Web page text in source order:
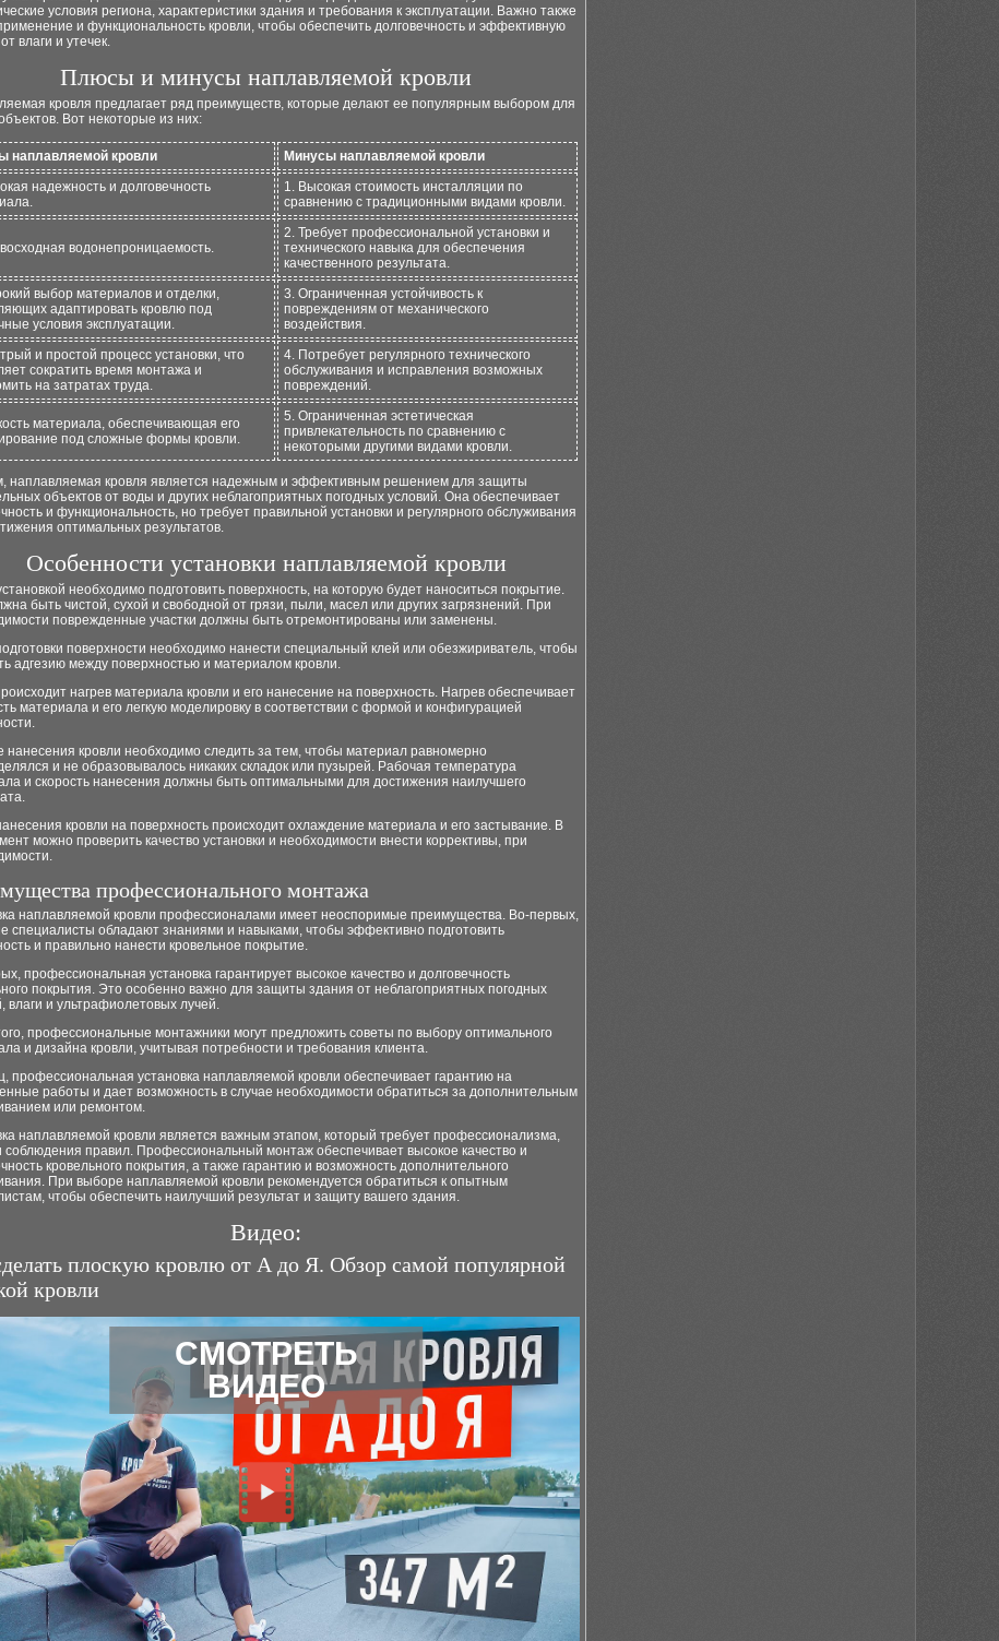
условия региона, характеристики здания и требования к эксплуатации. Важно также
и функциональность кровли, чтобы обеспечить долговечность и эффективную
влаги и утечек.
Плюсы и минусы наплавляемой кровли
кровля предлагает ряд преимуществ, которые делают ее популярным выбором для
Вот некоторые из них:
наплавляемой кровли
Минусы наплавляемой кровли
надежность и долговечность
1. Высокая стоимость инсталляции по
сравнению с традиционными видами кровли.
водонепроницаемость.
2. Требует профессиональной установки и
технического навыка для обеспечения
качественного результата.
выбор материалов и отделки,
адаптировать кровлю под
условия эксплуатации.
3. Ограниченная устойчивость к
повреждениям от механического
воздействия.
и простой процесс установки, что
сократить время монтажа и
на затратах труда.
4. Потребует регулярного технического
обслуживания и исправления возможных
повреждений.
материала, обеспечивающая его
под сложные формы кровли.
5. Ограниченная эстетическая
привлекательность по сравнению с
некоторыми другими видами кровли.
наплавляемая кровля является надежным и эффективным решением для защиты
объектов от воды и других неблагоприятных погодных условий. Она обеспечивает
и функциональность, но требует правильной установки и регулярного обслуживания
оптимальных результатов.
Особенности установки наплавляемой кровли
необходимо подготовить поверхность, на которую будет наноситься покрытие.
быть чистой, сухой и свободной от грязи, пыли, масел или других загрязнений. При
поврежденные участки должны быть отремонтированы или заменены.
поверхности необходимо нанести специальный клей или обезжириватель, чтобы
адгезию между поверхностью и материалом кровли.
нагрев материала кровли и его нанесение на поверхность. Нагрев обеспечивает
материала и его легкую моделировку в соответствии с формой и конфигурацией
нанесения кровли необходимо следить за тем, чтобы материал равномерно
и не образовывалось никаких складок или пузырей. Рабочая температура
и скорость нанесения должны быть оптимальными для достижения наилучшего
кровли на поверхность происходит охлаждение материала и его застывание. В
можно проверить качество установки и необходимости внести коррективы, при
профессионального монтажа
наплавляемой кровли профессионалами имеет неоспоримые преимущества. Во-первых,
специалисты обладают знаниями и навыками, чтобы эффективно подготовить
и правильно нанести кровельное покрытие.
профессиональная установка гарантирует высокое качество и долговечность
покрытия. Это особенно важно для защиты здания от неблагоприятных погодных
влаги и ультрафиолетовых лучей.
профессиональные монтажники могут предложить советы по выбору оптимального
и дизайна кровли, учитывая потребности и требования клиента.
профессиональная установка наплавляемой кровли обеспечивает гарантию на
работы и дает возможность в случае необходимости обратиться за дополнительным
или ремонтом.
наплавляемой кровли является важным этапом, который требует профессионализма,
соблюдения правил. Профессиональный монтаж обеспечивает высокое качество и
кровельного покрытия, а также гарантию и возможность дополнительного
При выборе наплавляемой кровли рекомендуется обратиться к опытным
чтобы обеспечить наилучший результат и защиту вашего здания.
Видео:
плоскую кровлю от А до Я. Обзор самой популярной
кровли
СМОТРЕТЬ
ВИДЕО